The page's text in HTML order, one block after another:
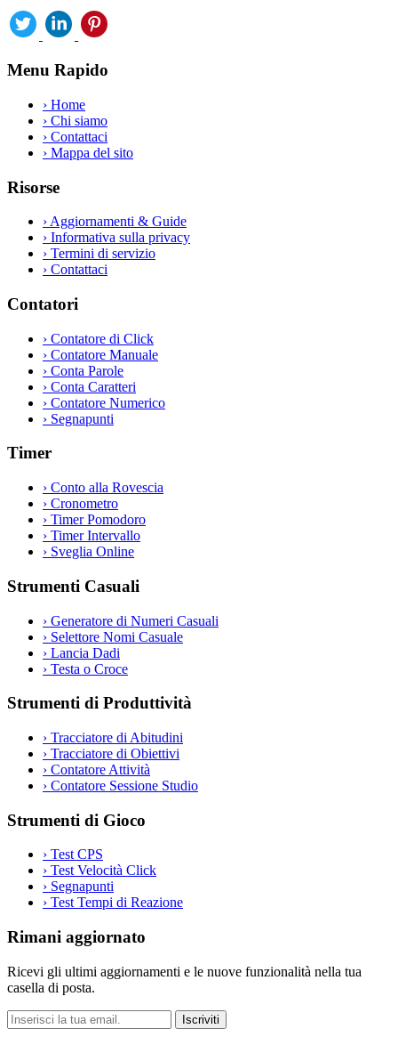
Menu Rapido
› Home
› Chi siamo
› Contattaci
› Mappa del sito
Risorse
› Aggiornamenti & Guide
› Informativa sulla privacy
› Termini di servizio
› Contattaci
Contatori
› Contatore di Click
› Contatore Manuale
› Conta Parole
› Conta Caratteri
› Contatore Numerico
› Segnapunti
Timer
› Conto alla Rovescia
› Cronometro
› Timer Pomodoro
› Timer Intervallo
› Sveglia Online
Strumenti Casuali
› Generatore di Numeri Casuali
› Selettore Nomi Casuale
› Lancia Dadi
› Testa o Croce
Strumenti di Produttività
› Tracciatore di Abitudini
› Tracciatore di Obiettivi
› Contatore Attività
› Contatore Sessione Studio
Strumenti di Gioco
› Test CPS
› Test Velocità Click
› Segnapunti
› Test Tempi di Reazione
Rimani aggiornato
Ricevi gli ultimi aggiornamenti e le nuove funzionalità nella tua
casella di posta.
Iscriviti